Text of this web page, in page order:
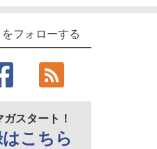
フォローする
ガスタート！
こちら